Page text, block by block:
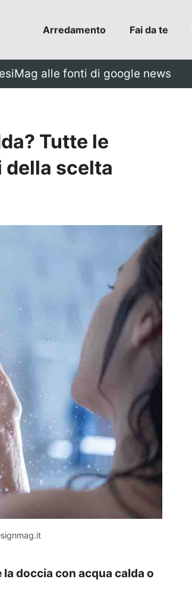
Arredamento Fai da te
alle fonti di google news
Tutte le
scelta
doccia con acqua calda o